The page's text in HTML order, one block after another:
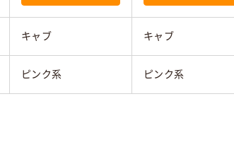
キャブ キャブ
ピンク系 ピンク系